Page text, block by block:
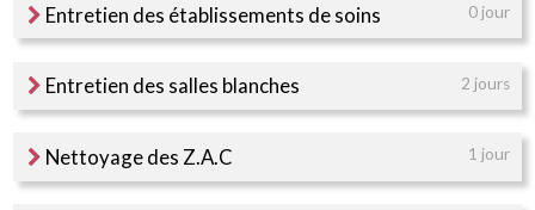
Entretien des établissements de soins 0 jour
Entretien des salles blanches 2 jours
Nettoyage des Z.A.C 1 jour